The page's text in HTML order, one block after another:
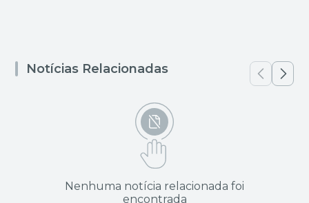
Notícias Relacionadas
Nenhuma notícia relacionada foi
encontrada